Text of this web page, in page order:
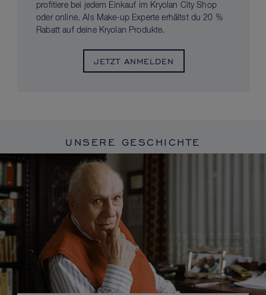
profitiere bei jedem Einkauf im Kryolan City Shop
oder online. Als Make-up Experte erhältst du 20 %
Rabatt auf deine Kryolan Produkte.
JETZT ANMELDEN
UNSERE GESCHICHTE